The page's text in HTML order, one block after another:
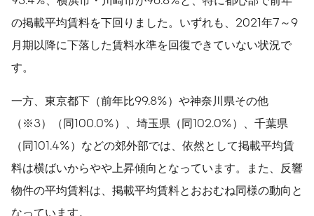
の掲載平均賃料を下回りました。いずれも、2021年7～9
月期以降に下落した賃料水準を回復できていない状況で
す。
一方、東京都下（前年比99.8%）や神奈川県その他
（※3）（同100.0%）、埼玉県（同102.0%）、千葉県
（同101.4%）などの郊外部では、依然として掲載平均賃
料は横ばいからやや上昇傾向となっています。また、反響
物件の平均賃料は、掲載平均賃料とおおむね同様の動向と
なっています。